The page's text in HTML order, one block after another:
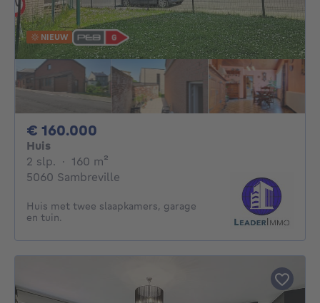
NIEUW
€ 160.000
Huis
2 slp. 2 slaapkamers
· 160 m²
5060 Sambreville
Huis met twee slaapkamers, garage
en tuin.